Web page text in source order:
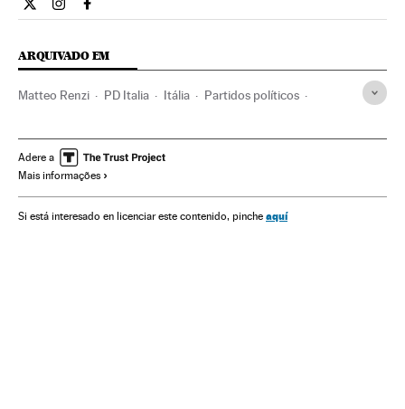
Internacional El País Brasil en Twitter
Internacional El País Brasil en Instagram
Internacional El País Brasil en Facebook
ARQUIVADO EM
Matteo Renzi PD Italia Itália Partidos políticos
Adere a
Mais informações
Si está interesado en licenciar este contenido, pinche aquí